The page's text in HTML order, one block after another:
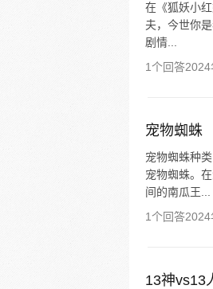
在《狐妖小
夫，今世你
剧情...
1个回答
宠物蜘蛛
宠物蜘蛛种
宠物蜘蛛。
间的南瓜王...
1个回答
13神vs13